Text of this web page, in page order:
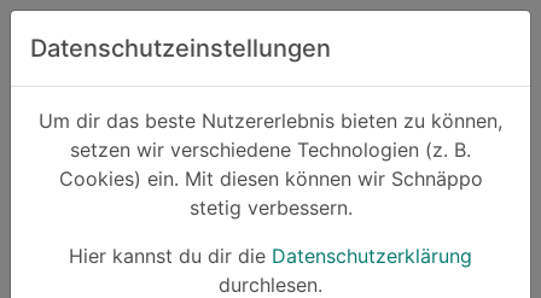
Zum Hauptinhalt springen
Datenschutzeinstellungen
Um dir das beste Nutzererlebnis bieten zu können,
setzen wir verschiedene Technologien (z. B.
Cookies) ein. Mit diesen können wir Schnäppo
stetig verbessern.
Hier kannst du dir die Datenschutzerklärung
durchlesen.
Suchen
Schnäppchen Haushalt und Garten
Cashback